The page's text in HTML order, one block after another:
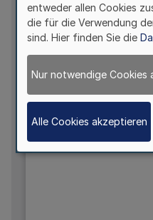
entweder allen Cookies
die für die Verwendung
sind. Hier finden Sie die
Nur notwendige Cookies
Alle Cookies akzeptieren